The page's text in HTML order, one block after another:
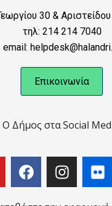
30 &
τηλ: 214 214 7040
email:
Επικοινωνία
Ο Δήμος στα Social